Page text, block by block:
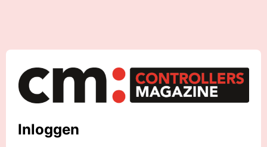
Inloggen